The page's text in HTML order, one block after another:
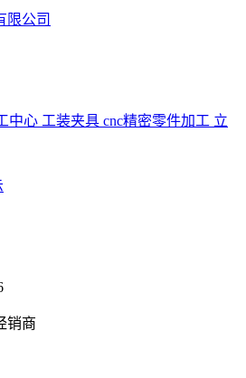
中心 工装夹具 cnc精密零件加工 立
销商